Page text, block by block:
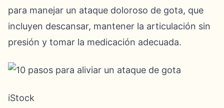
para manejar un ataque doloroso de gota, que
incluyen descansar, mantener la articulación sin
presión y tomar la medicación adecuada.
iStock